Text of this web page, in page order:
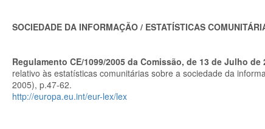
SOCIEDADE DA INFORMAÇÃO / ESTATÍSTICAS
Regulamento CE/1099/2005 da Comissão, de 13 de Julho de
relativo às estatísticas comunitárias sobre a sociedade da
2005), p.47-62.
http://europa.eu.int/eur-lex/lex